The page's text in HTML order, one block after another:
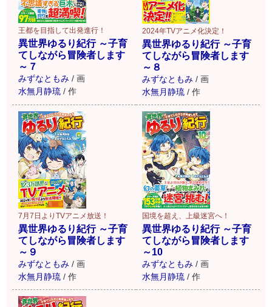
王都を目指して出発進行！
異世界ゆるり紀行 ～子育
てしながら冒険者します
～７
みずなともみ / 画
水無月静琉 / 作
2024年TVアニメ化決定！
異世界ゆるり紀行 ～子育
てしながら冒険者します
～８
みずなともみ / 画
水無月静琉 / 作
7月7日よりTVアニメ放送！
異世界ゆるり紀行 ～子育
てしながら冒険者します
～９
みずなともみ / 画
水無月静琉 / 作
国境を超え、上級迷宮へ！
異世界ゆるり紀行 ～子育
てしながら冒険者します
～10
みずなともみ / 画
水無月静琉 / 作